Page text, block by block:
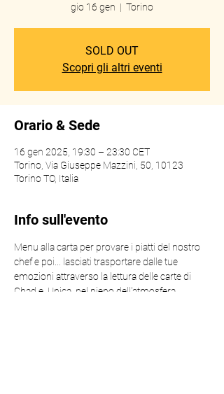
gio 16 gen
  |
Torino
SOLD OUT
Scopri gli altri eventi
Orario & Sede
16 gen 2025, 19:30 – 23:30 CET
Torino, Via Giuseppe Mazzini, 50, 10123
Torino TO, Italia
Info sull'evento
Menu alla carta per provare i piatti del nostro
chef e poi... lasciati trasportare dalle tue
emozioni attraverso la lettura delle carte di
Chad e  Unica, nel pieno dell'atmosfera